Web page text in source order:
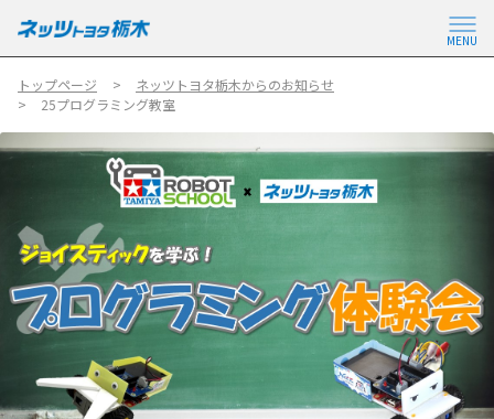
MENU
トップページ
ネッツトヨタ栃木からのお知らせ
25プログラミング教室